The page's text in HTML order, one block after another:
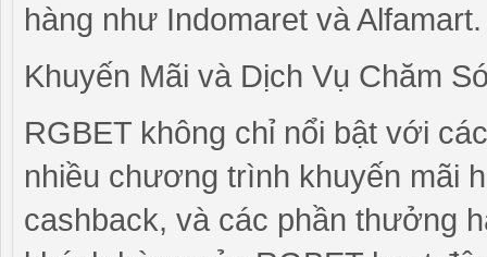
hàng như Indomaret và Alfamart.
Khuyến Mãi và Dịch Vụ Chăm
RGBET không chỉ nổi bật với
nhiều chương trình khuyến mãi
cashback, và các phần thưởng